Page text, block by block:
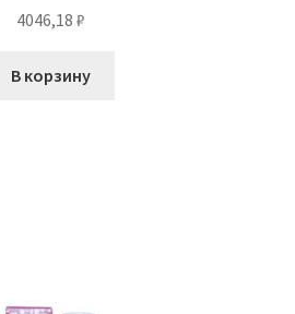
4046,18 ₽
В корзину